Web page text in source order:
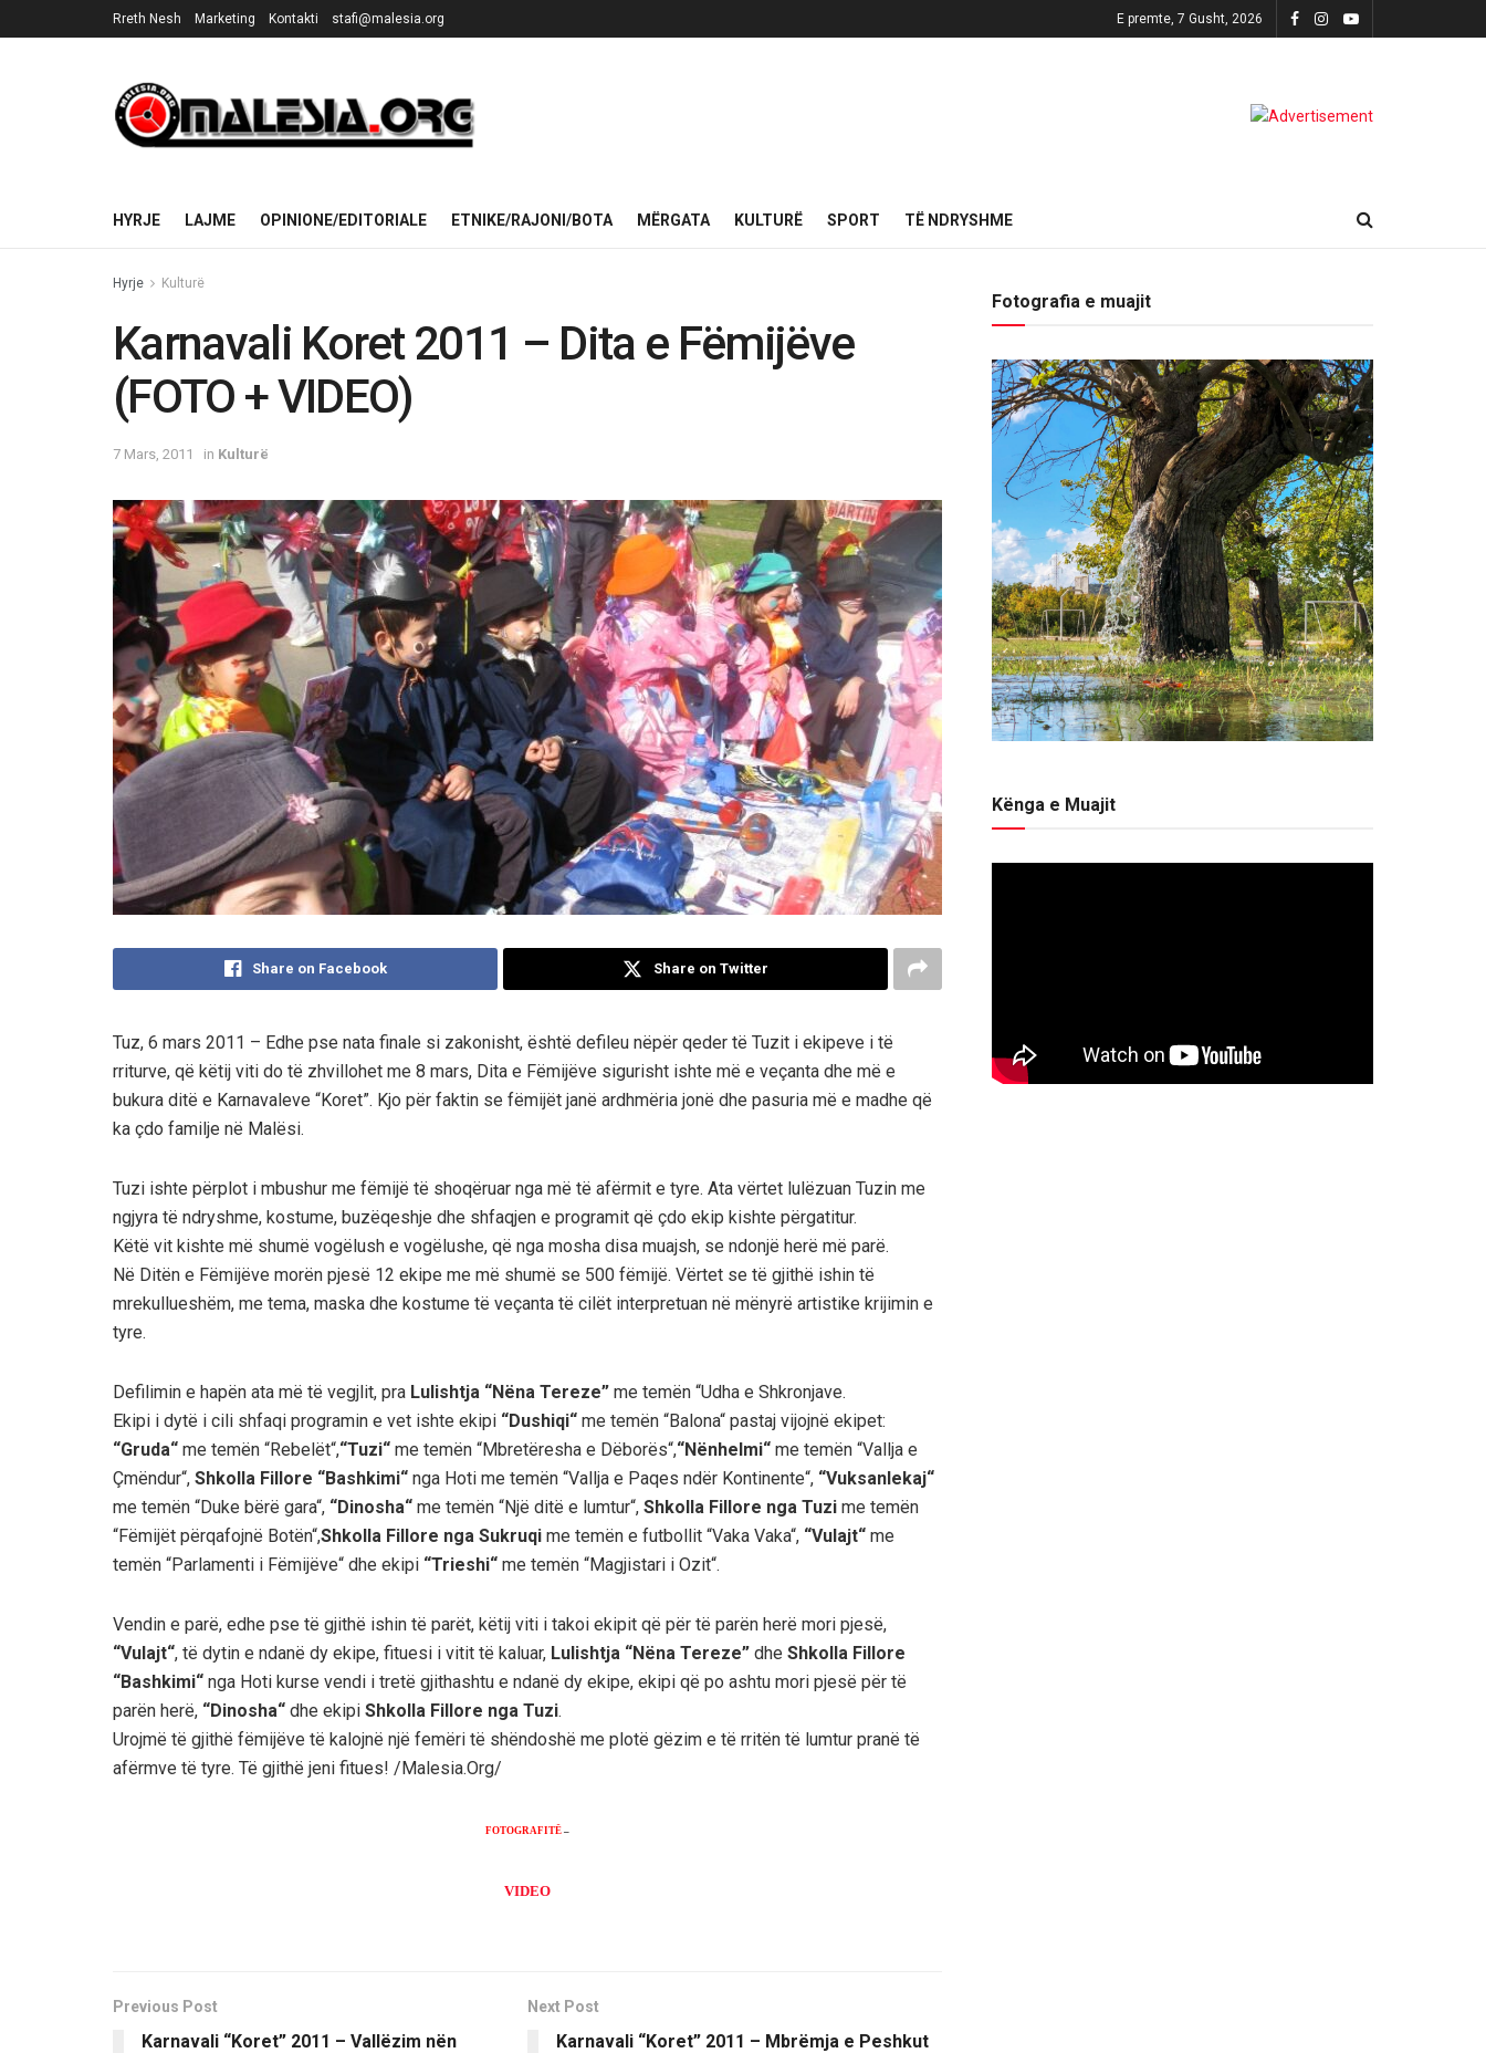
Rreth Nesh Marketing Kontakti stafi@malesia.org E premte, 7 Gusht, 2026
HYRJE LAJME OPINIONE/EDITORIALE ETNIKE/RAJONI/BOTA MËRGATA KULTURË SPORT TË NDRYSHME
Hyrje Kulturë
Karnavali Koret 2011 – Dita e Fëmijëve
(FOTO + VIDEO)
7 Mars, 2011 in Kulturë
Share on Facebook Share on Twitter
Tuz, 6 mars 2011 – Edhe pse nata finale si zakonisht, është defileu nëpër qeder të Tuzit i ekipeve i të
rriturve, që këtij viti do të zhvillohet me 8 mars, Dita e Fëmijëve sigurisht ishte më e veçanta dhe më e
bukura ditë e Karnavaleve “Koret”. Kjo për faktin se fëmijët janë ardhmëria jonë dhe pasuria më e madhe që
ka çdo familje në Malësi.
Tuzi ishte përplot i mbushur me fëmijë të shoqëruar nga më të afërmit e tyre. Ata vërtet lulëzuan Tuzin me
ngjyra të ndryshme, kostume, buzëqeshje dhe shfaqjen e programit që çdo ekip kishte përgatitur.
Këtë vit kishte më shumë vogëlush e vogëlushe, që nga mosha disa muajsh, se ndonjë herë më parë.
Në Ditën e Fëmijëve morën pjesë 12 ekipe me më shumë se 500 fëmijë. Vërtet se të gjithë ishin të
mrekullueshëm, me tema, maska dhe kostume të veçanta të cilët interpretuan në mënyrë artistike krijimin e
tyre.
Defilimin e hapën ata më të vegjlit, pra Lulishtja “Nëna Tereze” me temën “Udha e Shkronjave.
Ekipi i dytë i cili shfaqi programin e vet ishte ekipi “Dushiqi“ me temën “Balona“ pastaj vijojnë ekipet:
“Gruda“ me temën “Rebelët“,“Tuzi“ me temën “Mbretëresha e Dëborës“,“Nënhelmi“ me temën “Vallja e
Çmëndur“, Shkolla Fillore “Bashkimi“ nga Hoti me temën “Vallja e Paqes ndër Kontinente“, “Vuksanlekaj“
me temën “Duke bërë gara“, “Dinosha“ me temën “Një ditë e lumtur“, Shkolla Fillore nga Tuzi me temën
“Fëmijët përqafojnë Botën“,Shkolla Fillore nga Sukruqi me temën e futbollit “Vaka Vaka“, “Vulajt“ me
temën “Parlamenti i Fëmijëve“ dhe ekipi “Trieshi“ me temën “Magjistari i Ozit“.
Vendin e parë, edhe pse të gjithë ishin të parët, këtij viti i takoi ekipit që për të parën herë mori pjesë,
“Vulajt“, të dytin e ndanë dy ekipe, fituesi i vitit të kaluar, Lulishtja “Nëna Tereze” dhe Shkolla Fillore
“Bashkimi“ nga Hoti kurse vendi i tretë gjithashtu e ndanë dy ekipe, ekipi që po ashtu mori pjesë për të
parën herë, “Dinosha“ dhe ekipi Shkolla Fillore nga Tuzi.
Urojmë të gjithë fëmijëve të kalojnë një femëri të shëndoshë me plotë gëzim e të rritën të lumtur pranë të
afërmve të tyre. Të gjithë jeni fitues! /Malesia.Org/
FOTOGRAFITË –
VIDEO
Previous Post
Karnavali “Koret” 2011 – Vallëzim nën
Next Post
Karnavali “Koret” 2011 – Mbrëmja e Peshkut
Fotografia e muajit
Kënga e Muajit